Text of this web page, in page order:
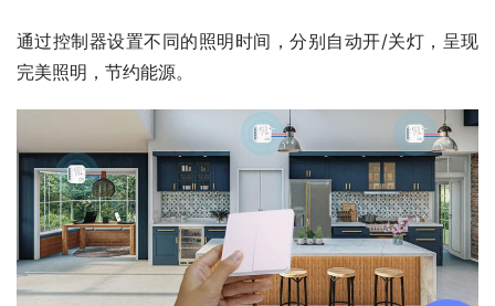
通过控制器设置不同的照明时间，分别自动开/关灯，呈现
完美照明，节约能源。